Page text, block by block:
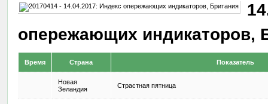
опережающих индикаторов,
Время Страна Показатель
Новая
Зеландия
Страстная пятница